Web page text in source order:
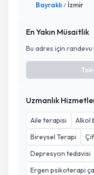
Bayraklı / İzmir
En Yakın Müsaitlik
Bu adres için
Uzmanlık
Aile terapisi
Alkol
Bireysel Terapi
Depresyon tedavisi
Ergen psikoterapi